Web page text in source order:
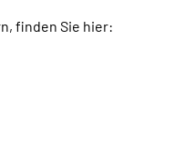
finden Sie hier: